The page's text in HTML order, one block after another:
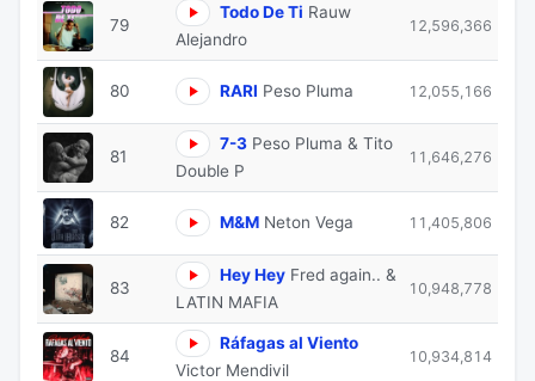
79
Todo De Ti Rauw
Alejandro
12,596,366
80 RARI Peso Pluma 12,055,166
81
7-3 Peso Pluma & Tito
Double P
11,646,276
82 M&M Neton Vega 11,405,806
83
Hey Hey Fred again.. &
LATIN MAFIA
10,948,778
84
Ráfagas al Viento
Victor Mendivil
10,934,814